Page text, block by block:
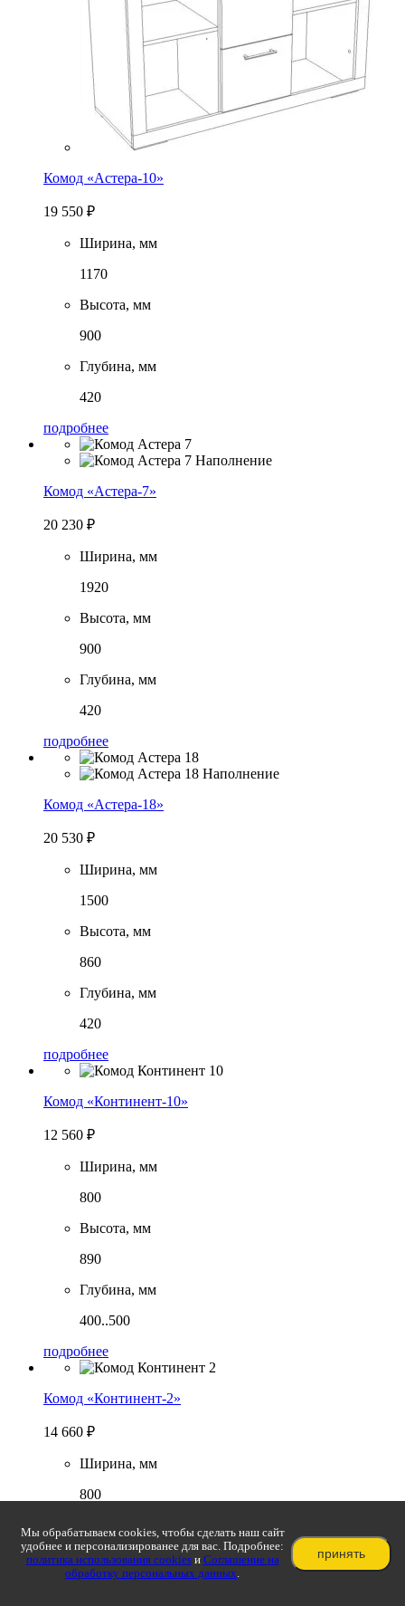
Комод «Астера-10»
19 550 ₽
Ширина, мм
1170
Высота, мм
900
Глубина, мм
420
подробнее
Комод «Астера-7»
20 230 ₽
Ширина, мм
1920
Высота, мм
900
Глубина, мм
420
подробнее
Комод «Астера-18»
20 530 ₽
Ширина, мм
1500
Высота, мм
860
Глубина, мм
420
подробнее
Комод «Континент-10»
12 560 ₽
Ширина, мм
800
Высота, мм
890
Глубина, мм
400..500
подробнее
Комод «Континент-2»
14 660 ₽
Ширина, мм
800
Высота, мм
890
Мы обрабатываем cookies, чтобы сделать наш сайт
удобнее и персонализированее для вас. Подробнее:
политика использования cookiesи Соглашение на
обработку персональных данных.
принять